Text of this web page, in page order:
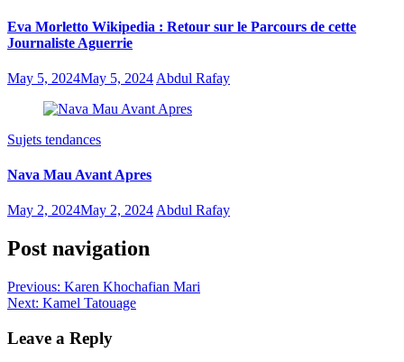
Eva Morletto Wikipedia : Retour sur le Parcours de cette
Journaliste Aguerrie
May 5, 2024May 5, 2024 Abdul Rafay
Sujets tendances
Nava Mau Avant Apres
May 2, 2024May 2, 2024 Abdul Rafay
Post navigation
Previous: Karen Khochafian Mari
Next: Kamel Tatouage
Leave a Reply